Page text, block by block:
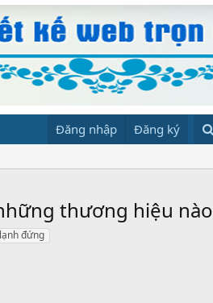
Đăng nhập Đăng ký
thương hiệu nào
đứng